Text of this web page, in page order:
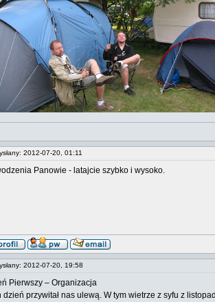
2012-07-20, 01:11
Panowie - latajcie szybko i wysoko.
2012-07-20, 19:58
Pierwszy – Organizacja
dzień przywitał nas ulewą. W tym wietrze z syfu z